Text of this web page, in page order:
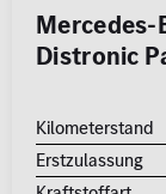
Mercedes-
Distronic
Kilometerstand
Erstzulassung